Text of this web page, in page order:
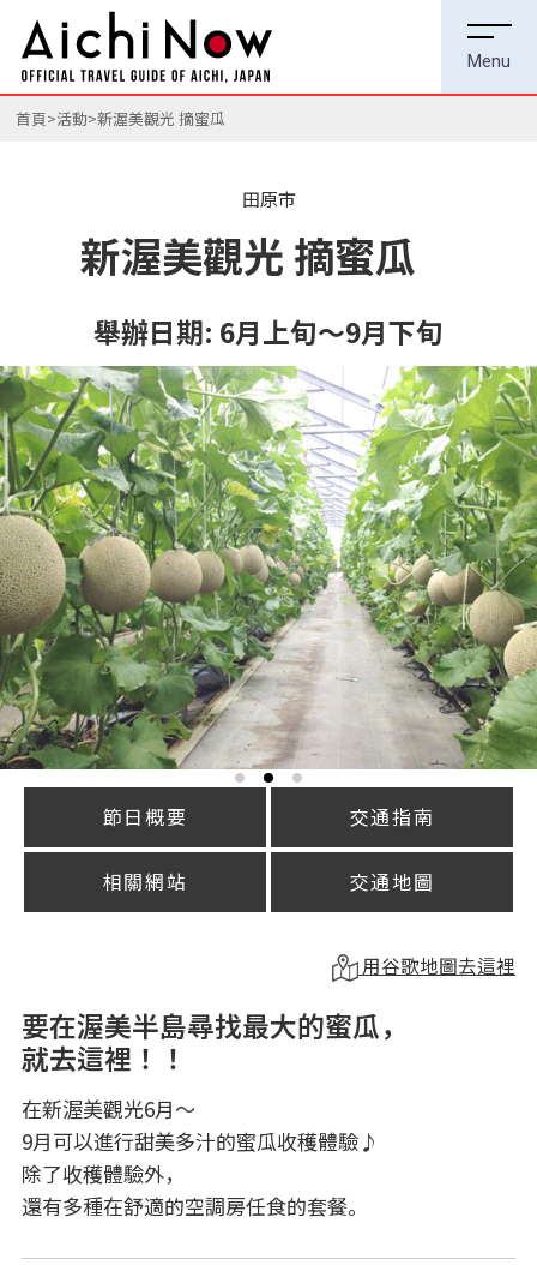
首頁 活動 新渥美觀光 摘蜜瓜
田原市
新渥美觀光 摘蜜瓜
舉辦日期: 6月上旬～9月下旬
節日概要 交通指南
相關網站 交通地圖
用谷歌地圖去這裡
要在渥美半島尋找最大的蜜瓜，
就去這裡！！
在新渥美觀光6月～
9月可以進行甜美多汁的蜜瓜收穫體驗♪
除了收穫體驗外，
還有多種在舒適的空調房任食的套餐。